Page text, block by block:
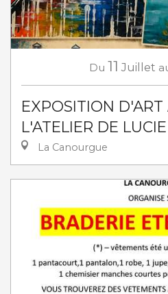
Du 11 Juillet
EXPOSITION
L'ATELIER DE LUCIE
La Canourgue